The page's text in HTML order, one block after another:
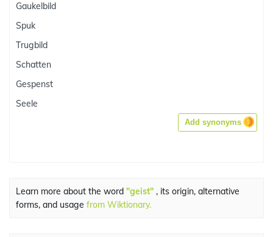
Gaukelbild
Spuk
Trugbild
Schatten
Gespenst
Seele
Add synonyms
Learn more about the word "geist" , its origin, alternative
forms, and usage from Wiktionary.